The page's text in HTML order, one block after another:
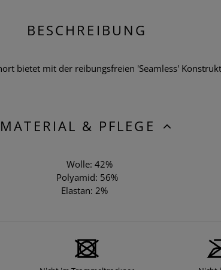
BESCHREIBUNG
bietet mit der reibungsfreien 'Seamless'
MATERIAL & PFLEGE
Wolle: 42%
Polyamid: 56%
Elastan: 2%